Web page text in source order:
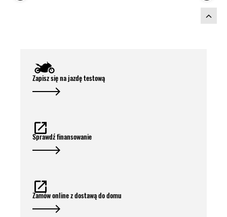
Zapisz się na jazdę testową
Sprawdź finansowanie
Zamów online z dostawą do domu